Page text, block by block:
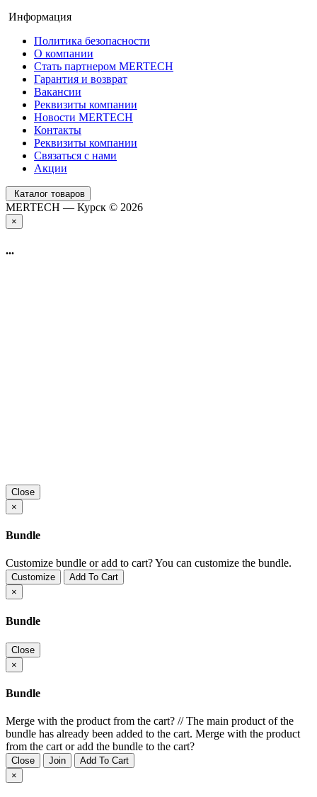
Информация
Политика безопасности
О компании
Стать партнером MERTECH
Гарантия и возврат
Вакансии
Реквизиты компании
Новости MERTECH
Контакты
Реквизиты компании
Связаться с нами
Акции
Каталог товаров
MERTECH — Курск © 2026
×
...
Close
×
Bundle
Customize bundle or add to cart?You can customize the bundle.
Customize
Add To Cart
×
Bundle
Close
×
Bundle
Merge with the product from the cart? //The main product of the
bundle has already been added to the cart. Merge with the product
from the cart or add the bundle to the cart?
Close Join
Add To Cart
×